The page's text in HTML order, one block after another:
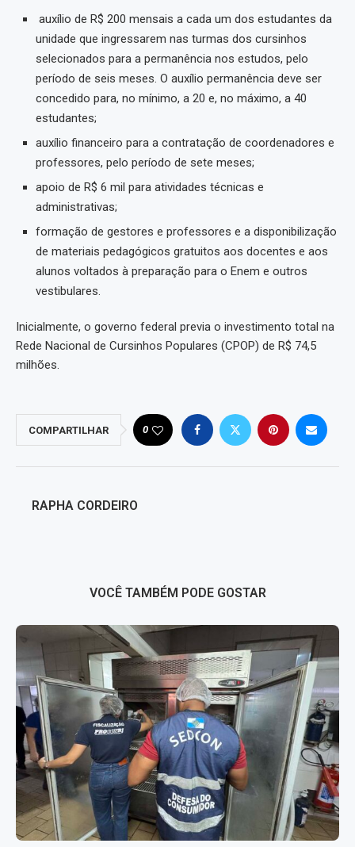
auxílio de R$ 200 mensais a cada um dos estudantes da
unidade que ingressarem nas turmas dos cursinhos
selecionados para a permanência nos estudos, pelo
período de seis meses. O auxílio permanência deve ser
concedido para, no mínimo, a 20 e, no máximo, a 40
estudantes;
auxílio financeiro para a contratação de coordenadores e
professores, pelo período de sete meses;
apoio de R$ 6 mil para atividades técnicas e
administrativas;
formação de gestores e professores e a disponibilização
de materiais pedagógicos gratuitos aos docentes e aos
alunos voltados à preparação para o Enem e outros
vestibulares.
Inicialmente, o governo federal previa o investimento total na
Rede Nacional de Cursinhos Populares (CPOP) de R$ 74,5
milhões.
COMPARTILHAR 0
RAPHA CORDEIRO
VOCÊ TAMBÉM PODE GOSTAR